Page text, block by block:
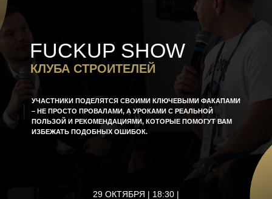
ПРИНЯТЬ УЧАСТИЕ